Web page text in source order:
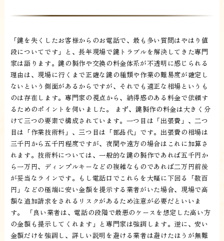
「鍵を失くしたお客様からのお電話で、最も多い質問はやはり値
段についてです」と、長年現場で鍵トラブルを解決してきた専門
家は語ります。鍵の製作や交換の料金体系が不透明に感じられる
理由は、現場に行くまで正確な鍵の種類や作業の難易度が確定し
ないという側面があるからですが、それでも適正な相場というも
のは存在します。専門家の視点から、納得感のある料金で依頼す
るためのポイントを伺いました。 まず、鍵製作の料金は大きく分
けて三つの要素で構成されています。一つ目は「出張費」、二つ
目は「作業技術料」、三つ目は「部品代」です。出張費の相場は
三千円から五千円程度ですが、夜間や遠方の場合はこれに加算さ
れます。技術料については、一般的な鍵の製作であれば五千円か
ら一万円、ディンプルキーなどの複雑なものであれば二万円前後
が妥当なラインです。もし電話口でこれらを大幅に下回る「数百
円」などの極端に安い金額を提示する業者がいた場合、現場で高
額な追加請求をされるリスクがあるため注意が必要だといいま
す。 「良い業者は、電話の段階で最悪のケースを想定した高い方
の金額も提示してくれます」と専門家は強調します。逆に、安い
金額だけを強調し、詳しい説明を避ける業者は避けたほうが無難